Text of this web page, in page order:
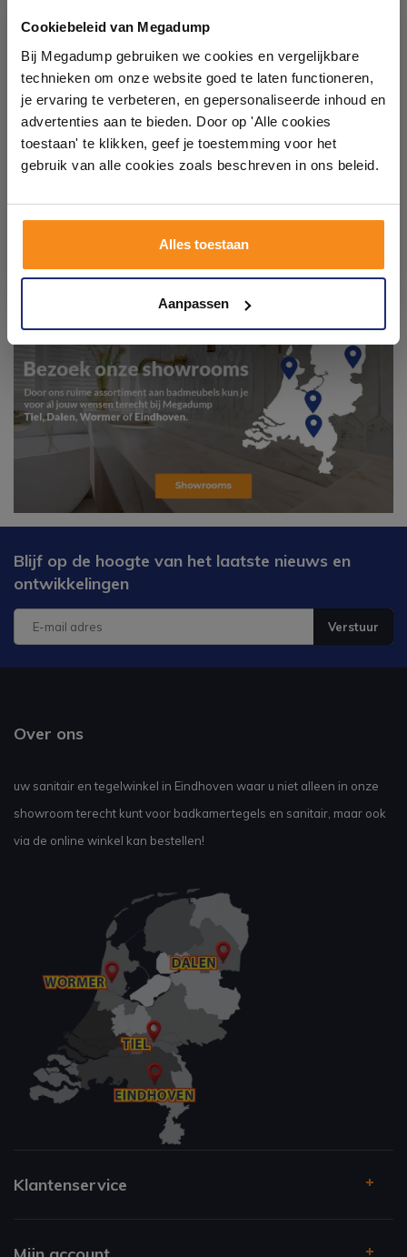
Cookiebeleid van Megadump
Bij Megadump gebruiken we cookies en vergelijkbare
technieken om onze website goed te laten functioneren,
je ervaring te verbeteren, en gepersonaliseerde inhoud en
advertenties aan te bieden. Door op 'Alle cookies
toestaan' te klikken, geef je toestemming voor het
gebruik van alle cookies zoals beschreven in ons beleid.
Alles toestaan
Aanpassen
Blijf op de hoogte van het laatste nieuws en
ontwikkelingen
Verstuur
Over ons
uw sanitair en tegelwinkel in Eindhoven waar u niet alleen in onze
showroom terecht kunt voor badkamertegels en sanitair, maar ook
via de online winkel kan bestellen!
Klantenservice
badkamers in onze 1000 m²
showroom
Laat je inspireren door 21 volledig ingerichte
badkameropstellingen – van compact tot luxe. Onze
ervaren adviseurs helpen je persoonlijk, en je vindt
tegels & sanitair direct uit voorraad. Gratis parkeren
op eigen terrein.
Kom langs en ervaar zelf het verschil!